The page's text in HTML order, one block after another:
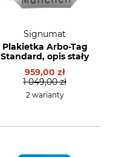
Signumat
Plakietka Arbo-Tag
Standard, opis stały
959,00 zł
1 049,00 zł
2 warianty